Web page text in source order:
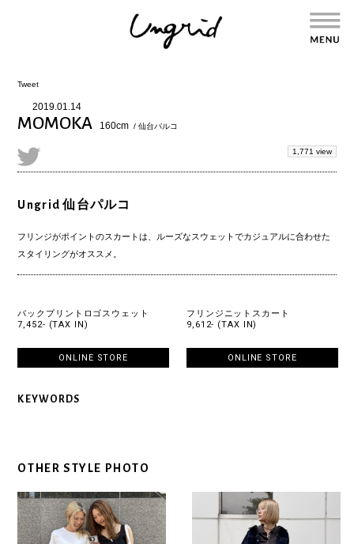
Tweet
2019.01.14
MOMOKA 160cm / 仙台パルコ
1,771 view
Ungrid 仙台パルコ
フリンジがポイントのスカートは、ルーズなスウェットでカジュアルに合わせた
スタイリングがオススメ。
バックプリントロゴスウェット
7,452- (TAX IN)
ONLINE STORE
フリンジニットスカート
9,612- (TAX IN)
ONLINE STORE
KEYWORDS
OTHER STYLE PHOTO